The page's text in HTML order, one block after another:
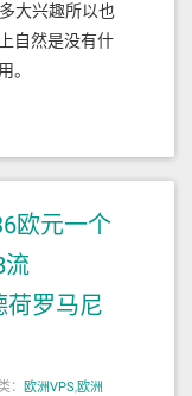
大兴趣所以也
自然是没有什
。
欧元一个
流
罗马尼
： 欧洲VPS,欧洲